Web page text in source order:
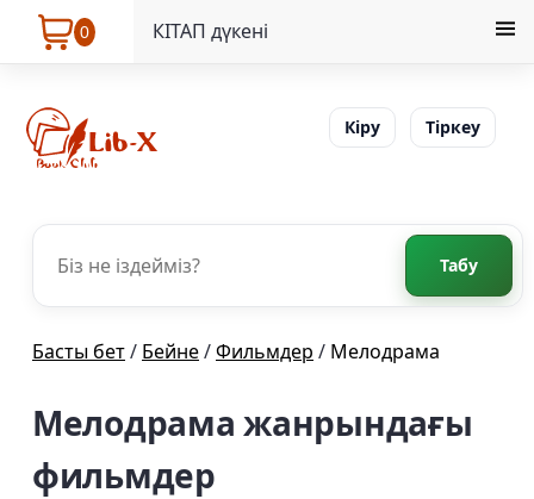
0 КІТАП дүкені
Кіру Тіркеу
Табу
Басты бет/ Бейне/Фильмдер / Мелодрама
Мелодрама жанрындағы
фильмдер